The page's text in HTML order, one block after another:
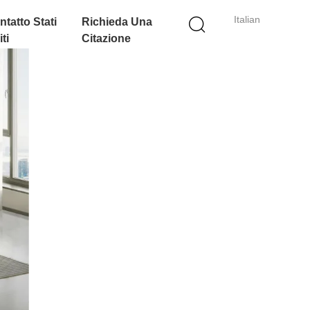
Italian
Stati
Richieda Una
Citazione